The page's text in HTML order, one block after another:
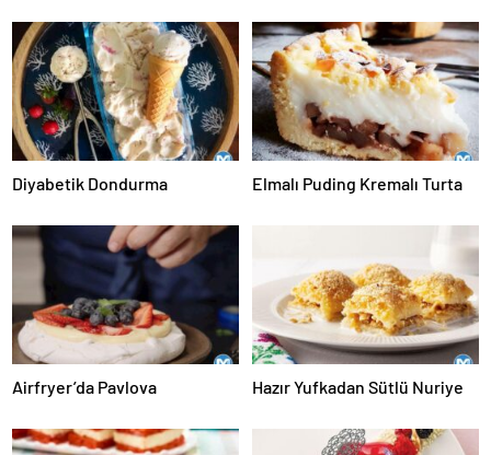
Diyabetik Dondurma Elmalı Puding Kremalı Turta
Airfryer’da Pavlova Hazır Yufkadan Sütlü Nuriye